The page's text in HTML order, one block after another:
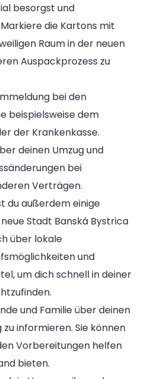
besorgst und
die Kartons mit
Raum in der neuen
Auspackprozess zu
bei den
beispielsweise dem
der Krankenkasse.
deinen Umzug und
bei
Verträgen.
du außerdem einige
Stadt Banská Bystrica
über lokale
und
um dich schnell in deiner
und Familie über deinen
informieren. Sie können
Vorbereitungen helfen
bieten.